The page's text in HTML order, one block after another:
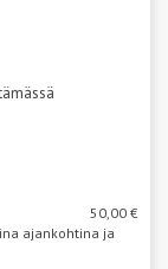
50,00 €
ajankohtina ja